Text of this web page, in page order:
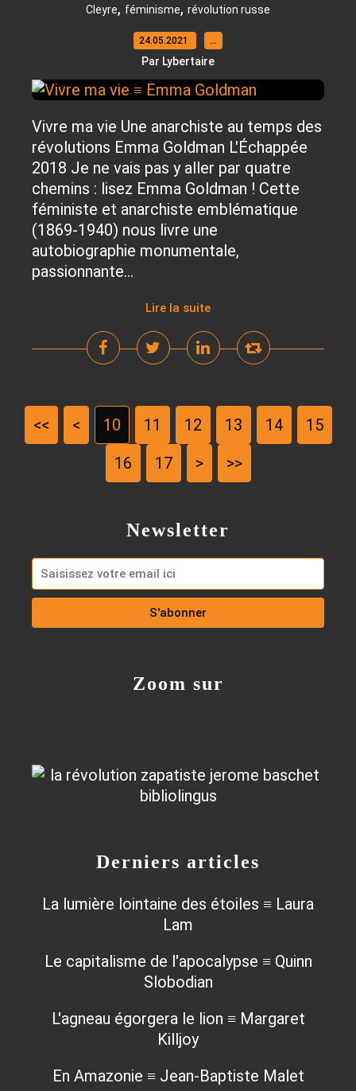
Cleyre, féminisme, révolution russe
24.05.2021 …
Par Lybertaire
Vivre ma vie Une anarchiste au temps des
révolutions Emma Goldman L'Échappée
2018 Je ne vais pas y aller par quatre
chemins : lisez Emma Goldman ! Cette
féministe et anarchiste emblématique
(1869-1940) nous livre une
autobiographie monumentale,
passionnante...
Lire la suite
<< < 10 11 12 13 14
15
16
17 > >>
Newsletter
Derniers articles
La lumière lointaine des étoiles ≡ Laura
Lam
Le capitalisme de l'apocalypse ≡ Quinn
Slobodian
L'agneau égorgera le lion ≡ Margaret
Killjoy
En Amazonie ≡ Jean-Baptiste Malet
Zoom sur